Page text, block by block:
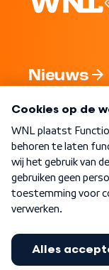
Nieuws
Word Lid